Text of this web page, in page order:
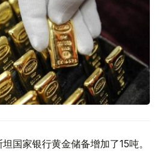
国家银行黄金储备增加了15吨。